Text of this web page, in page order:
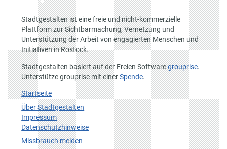
Stadtgestalten ist eine freie und nicht-kommerzielle
Plattform zur Sichtbarmachung, Vernetzung und
Unterstützung der Arbeit von engagierten Menschen und
Initiativen in Rostock.
Stadtgestalten basiert auf der Freien Softwaregrouprise.
Unterstütze grouprise mit einerSpende.
Startseite
Über Stadtgestalten
Impressum
Datenschutzhinweise
Missbrauch melden